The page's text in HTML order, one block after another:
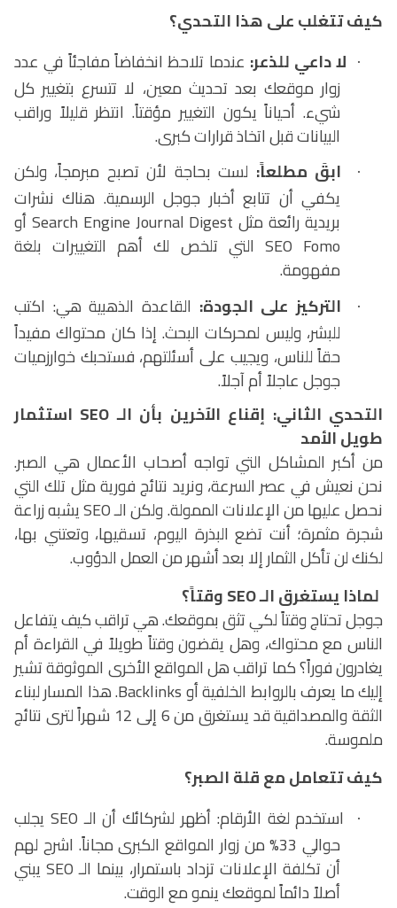
كيف تتغلب على هذا التحدي؟
· لا داعي للذعر: عندما تلاحظ انخفاضاً مفاجئاً في عدد
زوار موقعك بعد تحديث معين، لا تتسرع بتغيير كل
شيء. أحياناً يكون التغيير مؤقتاً. انتظر قليلاً وراقب
البيانات قبل اتخاذ قرارات كبرى.
· ابقَ مطلعاً: لست بحاجة لأن تصبح مبرمجاً، ولكن
يكفي أن تتابع أخبار جوجل الرسمية. هناك نشرات
بريدية رائعة مثل Search Engine Journal Digestأو
SEO Fomo التي تلخص لك أهم التغييرات بلغة
مفهومة.
· التركيز على الجودة: القاعدة الذهبية هي: اكتب
للبشر، وليس لمحركات البحث. إذا كان محتواك مفيداً
حقاً للناس، ويجيب على أسئلتهم، فستحبك خوارزميات
جوجل عاجلاً أم آجلاً.
التحدي الثاني: إقناع الآخرين بأن الـ SEO استثمار
طويل الأمد
من أكبر المشاكل التي تواجه أصحاب الأعمال هي الصبر.
نحن نعيش في عصر السرعة، ونريد نتائج فورية مثل تلك التي
نحصل عليها من الإعلانات الممولة. ولكن الـSEOيشبه زراعة
شجرة مثمرة؛ أنت تضع البذرة اليوم، تسقيها، وتعتني بها،
لكنك لن تأكل الثمار إلا بعد أشهر من العمل الدؤوب.
لماذا يستغرق الـSEOوقتاً؟
جوجل تحتاج وقتاً لكي تثق بموقعك. هي تراقب كيف يتفاعل
الناس مع محتواك، وهل يقضون وقتاً طويلاً في القراءة أم
يغادرون فوراً؟ كما تراقب هل المواقع الأخرى الموثوقة تشير
إليك ما يعرف بالروابط الخلفية أوBacklinks. هذا المسار لبناء
الثقة والمصداقية قد يستغرق من 6 إلى 12 شهراً لترى نتائج
ملموسة.
كيف تتعامل مع قلة الصبر؟
· استخدم لغة الأرقام: أظهر لشركائك أن الـ SEO يجلب
حوالي 33% من زوار المواقع الكبرى مجاناً. اشرح لهم
أن تكلفة الإعلانات تزداد باستمرار، بينما الـSEO يبني
أصلاً دائماً لموقعك ينمو مع الوقت.